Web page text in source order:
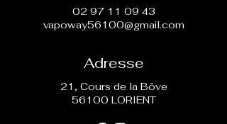
02 97 11 09 43
vapoway56100@gmail.com
Adresse
21, Cours de la Bôve
56100 LORIENT